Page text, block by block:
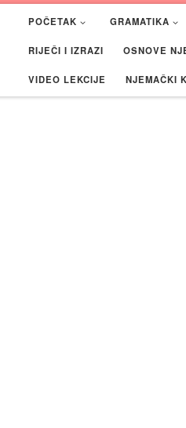
POČETAK GRAMATIKA
RIJEČI I IZRAZI OSNOVE
VIDEO LEKCIJE NJEMAČKI